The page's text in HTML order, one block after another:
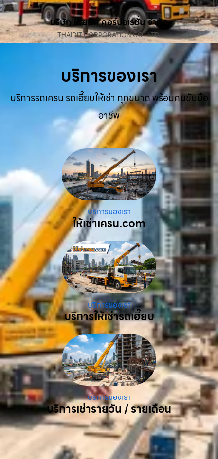
บริษัท ไทยดิท คอร์ปอเรชั่น จำกัด
THAIDIT CORPORATION CO., LTD.
บริการของเรา
บริการรถเครน รถเฮี๊ยบให้เช่า ทุกขนาด พร้อมคนขับมือ
อาชีพ
บริการของเรา
ให้เช่าเครน.com
บริการของเรา
บริการให้เช่ารถเฮี๊ยบ
บริการของเรา
บริการเช่ารายวัน / รายเดือน